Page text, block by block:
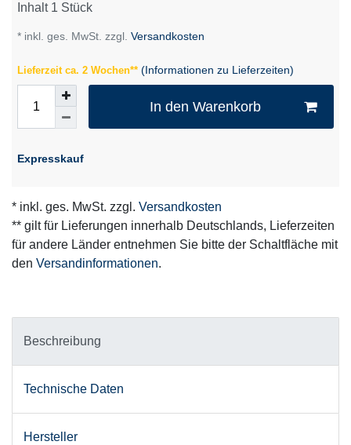
Inhalt 1 Stück
* inkl. ges. MwSt. zzgl. Versandkosten
Lieferzeit ca. 2 Wochen** (Informationen zu Lieferzeiten)
In den Warenkorb
Expresskauf
* inkl. ges. MwSt. zzgl. Versandkosten
** gilt für Lieferungen innerhalb Deutschlands, Lieferzeiten
für andere Länder entnehmen Sie bitte der Schaltfläche mit
den Versandinformationen.
Beschreibung
Technische Daten
Hersteller